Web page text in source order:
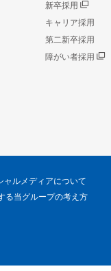
新卒採用
キャリア採用
第二新卒採用
障がい者採用
ャルメディアについて
る当グループの考え方